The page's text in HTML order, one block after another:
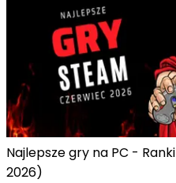
Najlepsze gry na PC -
2026)